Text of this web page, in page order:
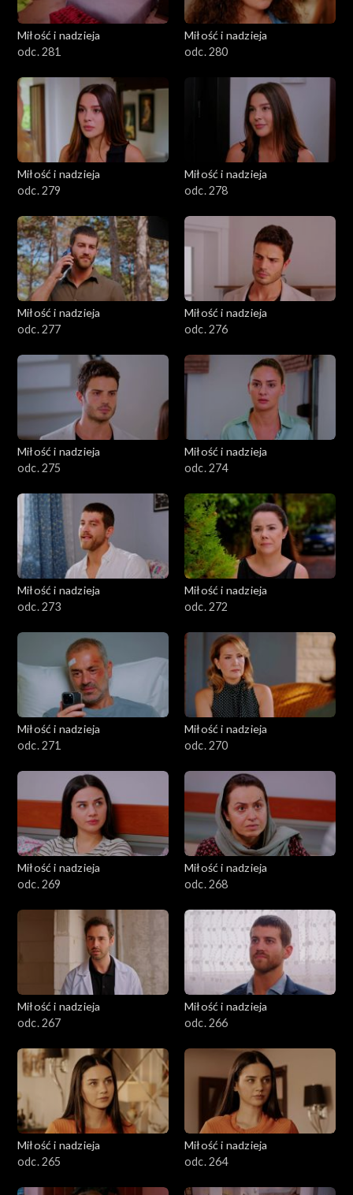
Miłość i nadzieja
odc. 281
Miłość i nadzieja
odc. 280
Miłość i nadzieja
odc. 279
Miłość i nadzieja
odc. 278
Miłość i nadzieja
odc. 277
Miłość i nadzieja
odc. 276
Miłość i nadzieja
odc. 275
Miłość i nadzieja
odc. 274
Miłość i nadzieja
odc. 273
Miłość i nadzieja
odc. 272
Miłość i nadzieja
odc. 271
Miłość i nadzieja
odc. 270
Miłość i nadzieja
odc. 269
Miłość i nadzieja
odc. 268
Miłość i nadzieja
odc. 267
Miłość i nadzieja
odc. 266
Miłość i nadzieja
odc. 265
Miłość i nadzieja
odc. 264